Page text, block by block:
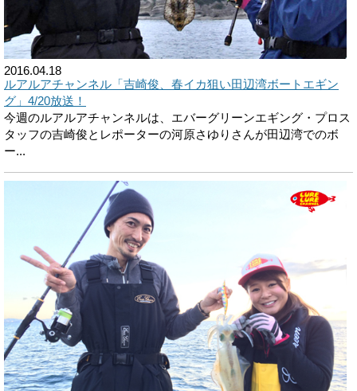
2016.04.18
ルアルアチャンネル「吉崎俊、春イカ狙い田辺湾ボートエギン
グ」4/20放送！
今週のルアルアチャンネルは、エバーグリーンエギング・プロス
タッフの吉崎俊とレポーターの河原さゆりさんが田辺湾でのボ
ー...